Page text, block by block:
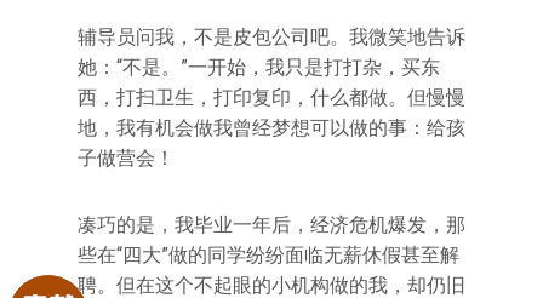
辅导员问我，不是皮包公司吧。我微笑地告诉
她：“不是。”一开始，我只是打打杂，买东
西，打扫卫生，打印复印，什么都做。但慢慢
地，我有机会做我曾经梦想可以做的事：给孩
子做营会！
凑巧的是，我毕业一年后，经济危机爆发，那
些在“四大”做的同学纷纷面临无薪休假甚至解
聘。但在这个不起眼的小机构做的我，却仍旧